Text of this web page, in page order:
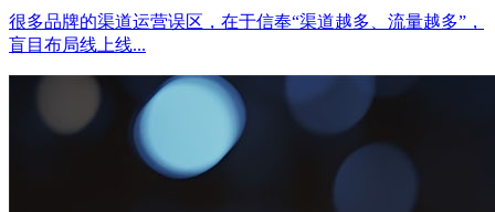
很多品牌的渠道运营误区，在于信奉“渠道越多、流量越多”，
盲目布局线上线...